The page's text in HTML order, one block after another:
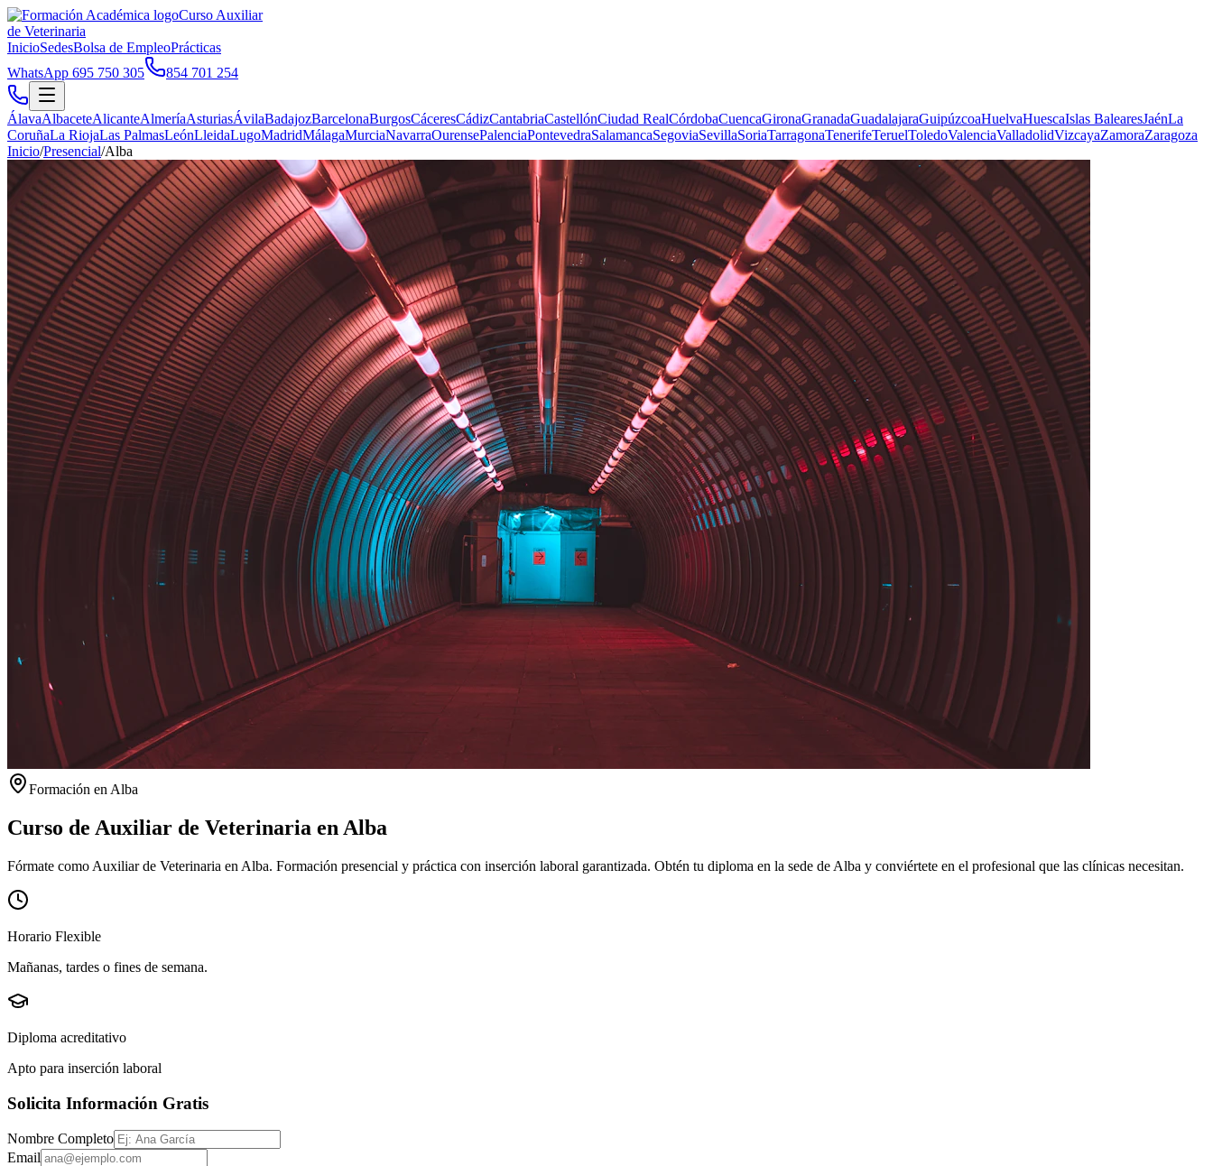
Curso Auxiliar
de Veterinaria
InicioSedesBolsa de EmpleoPrácticas
WhatsApp 695 750 305
854 701 254
ÁlavaAlbaceteAlicanteAlmeríaAsturiasÁvilaBadajozBarcelonaBurgosCáceresCádizCantabriaCastellónCiudad RealCórdobaCuencaGironaGranadaGuadalajaraGuipúzcoaHuelvaHuescaIslas BalearesJaénLa
CoruñaLa RiojaLas PalmasLeónLleidaLugoMadridMálagaMurciaNavarraOurensePalenciaPontevedraSalamancaSegoviaSevillaSoriaTarragonaTenerifeTeruelToledoValenciaValladolidVizcayaZamoraZaragoza
Inicio/Presencial/Alba
Formación en Alba
Curso de Auxiliar de Veterinaria en Alba
Fórmate como Auxiliar de Veterinaria en Alba. Formación presencial y práctica con inserción laboral garantizada. Obtén tu diploma en la sede de Alba y conviértete en el profesional que las clínicas necesitan.
Horario Flexible
Mañanas, tardes o fines de semana.
Diploma acreditativo
Apto para inserción laboral
Solicita Información Gratis
Nombre Completo
Email